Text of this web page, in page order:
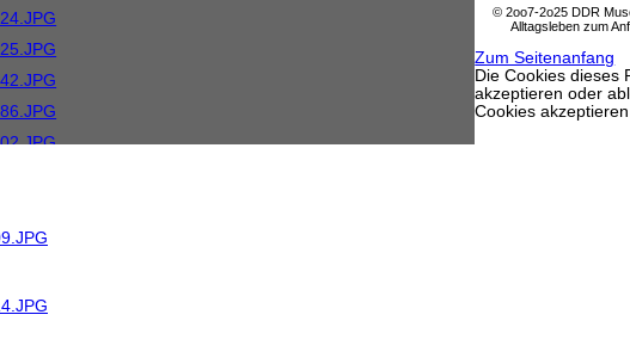
© 2oo7-2o25 DDR
Alltagsleben zum
Zum Seitenanfang
Die Cookies dieses
akzeptieren oder
Cookies akzeptieren